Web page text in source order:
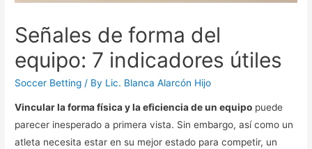
Señales de forma del
equipo: 7 indicadores útiles
Soccer Betting / By Lic. Blanca Alarcón Hijo
Vincular la forma física y la eficiencia de un equipo puede
parecer inesperado a primera vista. Sin embargo, así como un
atleta necesita estar en su mejor estado para competir, un